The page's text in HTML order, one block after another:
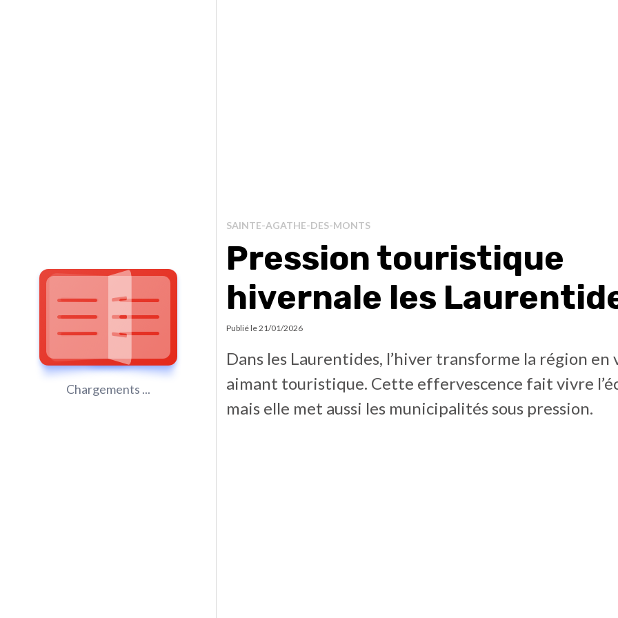
Chargements ...
SAINTE-AGATHE-DES-MONTS
Pression touristique
hivernale les
Publié le21/01/2026
Dans les Laurentides, l’hiver transforme la région
aimant touristique. Cette effervescence fait vivre
mais elle met aussi les municipalités sous pression.